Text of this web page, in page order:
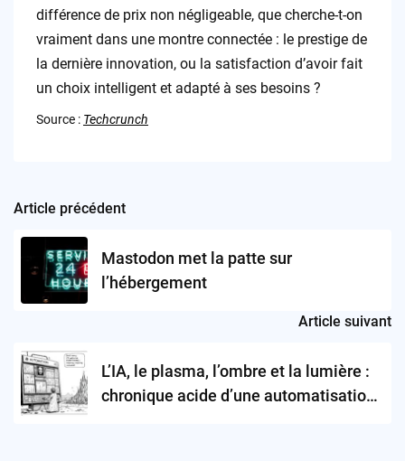
différence de prix non négligeable, que cherche-t-on
vraiment dans une montre connectée : le prestige de
la dernière innovation, ou la satisfaction d’avoir fait
un choix intelligent et adapté à ses besoins ?
Source : Techcrunch
Post
navigation
Article précédent
Mastodon met la patte sur
l’hébergement
Article suivant
L’IA, le plasma, l’ombre et la lumière :
chronique acide d’une automatisation